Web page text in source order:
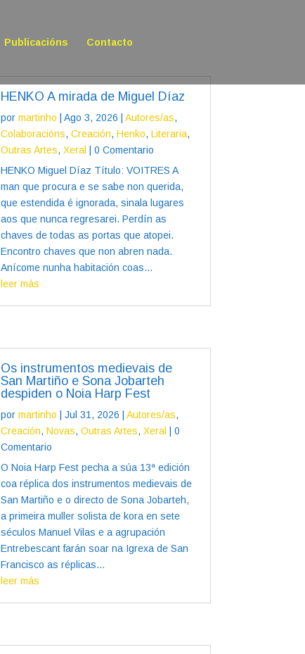
Publicacións Contacto
HENKO A mirada de Miguel Díaz
por martinho | Ago 3, 2026 | Autores/as,
Colaboracións, Creación, Henko, Literaria,
Outras Artes, Xeral | 0 Comentario
HENKO Miguel Díaz Título: VOITRES A
man que procura e se sabe non querida,
que estendida é ignorada, sinala lugares
aos que nunca regresarei. Perdín as
chaves de todas as portas que atopei.
Encontro chaves que non abren nada.
Anícome nunha habitación coas...
leer más
Os instrumentos medievais de
San Martiño e Sona Jobarteh
despiden o Noia Harp Fest
por martinho Jul 31, 2026 Autores/as,
Creación, Novas, Outras Artes, Xeral
| 0
Comentario
O Noia Harp Fest pecha a súa 13ª edición
coa réplica dos instrumentos medievais de
San Martiño e o directo de Sona Jobarteh,
a primeira muller solista de kora en sete
séculos Manuel Vilas e a agrupación
Entrebescant farán soar na Igrexa de San
Francisco as réplicas...
leer más